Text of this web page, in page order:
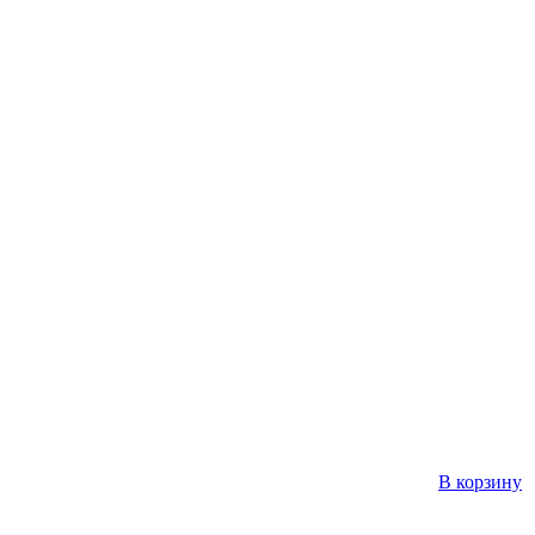
В корзину